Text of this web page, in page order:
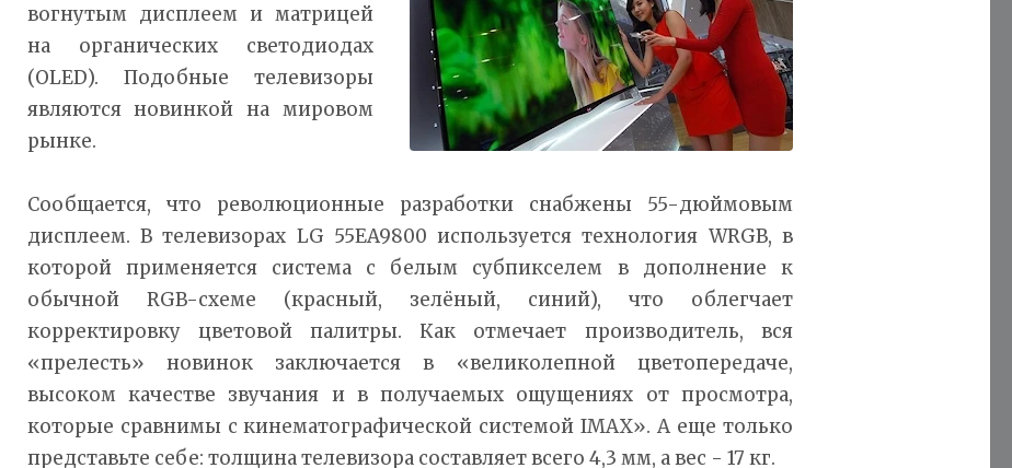
вогнутым дисплеем и матрицей
на органических светодиодах
(OLED). Подобные телевизоры
являются новинкой на мировом
рынке.
Сообщается, что революционные разработки снабжены 55-дюймовым
дисплеем. В телевизорах LG 55EA9800 используется технология WRGB, в
которой применяется система с белым субпикселем в дополнение к
обычной RGB-схеме (красный, зелёный, синий), что облегчает
корректировку цветовой палитры. Как отмечает производитель, вся
«прелесть» новинок заключается в «великолепной цветопередаче,
высоком качестве звучания и в получаемых ощущениях от просмотра,
которые сравнимы с кинематографической системой IMAX». А еще только
представьте себе: толщина телевизора составляет всего 4,3 мм, а вес - 17 кг.